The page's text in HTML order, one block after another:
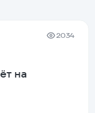
2034
на